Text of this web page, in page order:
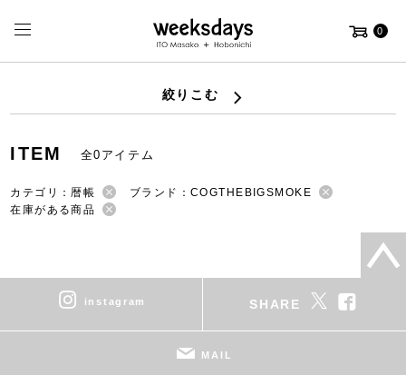
0
絞りこむ
ITEM 全0アイテム
カテゴリ：暦帳
ブランド：COGTHEBIGSMOKE
在庫がある商品
instagram SHARE
MAIL